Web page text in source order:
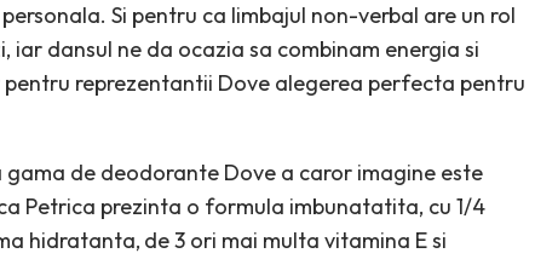
Si pentru ca limbajul non-verbal are un rol
dansul ne da ocazia sa combinam energia si
reprezentantii Dove alegerea perfecta pentru
gama de deodorante Dove a caror imagine este
Petrica prezinta o formula imbunatatita, cu 1/4
hidratanta, de 3 ori mai multa vitamina E si